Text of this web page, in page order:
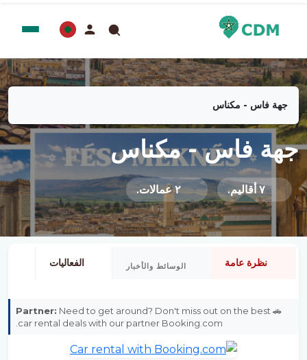
جهة فاس - مكناس
جهة فاس - مكناس
٧ أقاليم. ٢ عمالات.
نظرة عامة الوسائط والأخبار الفعاليات
🚗
Partner: Need to get around? Don't miss out on the best
car rental deals with our partner Booking.com.